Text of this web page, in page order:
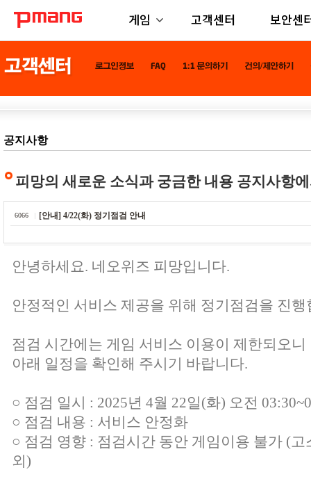
게임 고객센터 보안센
공지사항
피망의 새로운 소식과 궁금한 내용 공지사항
6066 [안내] 4/22(화) 정기점검 안내
안녕하세요. 네오위즈 피망입니다.
안정적인 서비스 제공을 위해 정기점검을 진행
점검 시간에는 게임 서비스 이용이 제한되오니
아래 일정을 확인해 주시기 바랍니다.
○ 점검 일시 : 2025년 4월 22일(화) 오전
○ 점검 내용 : 서비스 안정화
○ 점검 영향 : 점검시간 동안 게임이용 불가 (
외)